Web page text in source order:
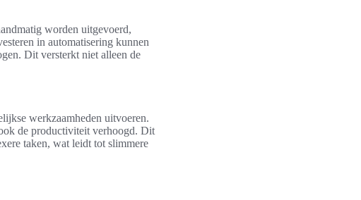
worden uitgevoerd,
in automatisering kunnen
Dit versterkt niet alleen de
werkzaamheden uitvoeren.
de productiviteit verhoogd. Dit
taken, wat leidt tot slimmere